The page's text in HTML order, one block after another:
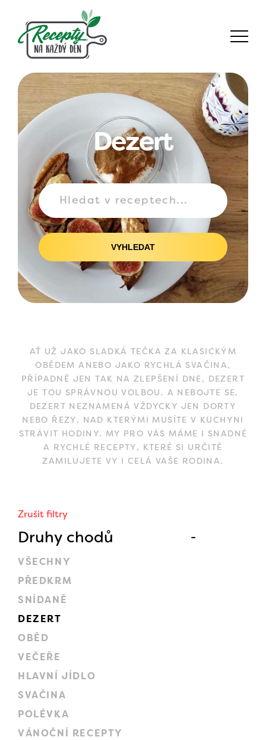
Dezert
VYHLEDAT
Zrušit filtry
Druhy chodů
VŠECHNY
PŘEDKRM
SNÍDANĚ
DEZERT
OBĚD
VEČEŘE
HLAVNÍ JÍDLO
SVAČINA
POLÉVKA
VÁNOČNÍ RECEPTY
AŤ UŽ JAKO SLADKÁ TEČKA ZA KLASICKÝM
OBĚDEM ANEBO JAKO RYCHLÁ SVAČINA,
PŘÍPADNĚ JEN TAK NA ZLEPŠENÍ DNE, DEZERT
JE TOU SPRÁVNOU VOLBOU. A NEBOJTE SE,
DEZERT NEZNAMENÁ VŽDYCKY JEN DORTY
NEBO ŘEZY, NAD KTERÝMI MUSÍTE V KUCHYNI
STRÁVIT HODINY. MY PRO VÁS MÁME I SNADNÉ
A RYCHLÉ RECEPTY, KTERÉ SI URČITĚ
ZAMILUJETE VY I CELÁ VAŠE RODINA.